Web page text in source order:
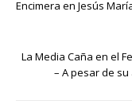
Encimera en Jesús
La Media Caña en el
– A pesar de